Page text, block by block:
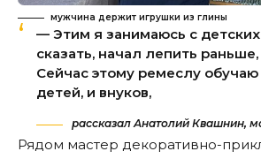
мужчина держит игрушки из глины
— Этим я занимаюсь с
сказать, начал лепить
Сейчас этому ремеслу обучаю
детей, и внуков,
рассказал Анатолий Квашнин,
Рядом мастер декоративно-